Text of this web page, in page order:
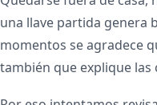
una llave partida genera
momentos se agradece
también que explique las